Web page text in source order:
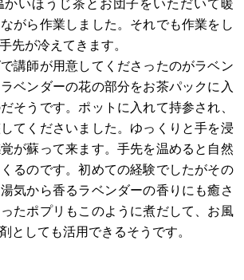
かいほうじ茶とお団子をいただいて暖
ながら作業しました。それでも作業をし
先が冷えてきます。
講師が用意してくださったのがラベン
ベンダーの花の部分をお茶パックに入
そうです。ポットに入れて持参され、
てくださいました。ゆっくりと手を浸
が蘇って来ます。手先を温めると自然
るのです。初めての経験でしたがその
気から香るラベンダーの香りにも癒さ
たポプリもこのように煮だして、お風
としても活用できるそうです。